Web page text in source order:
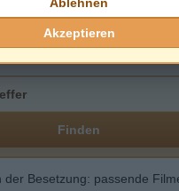
Finden
der Besetzung: passende
Akzeptieren